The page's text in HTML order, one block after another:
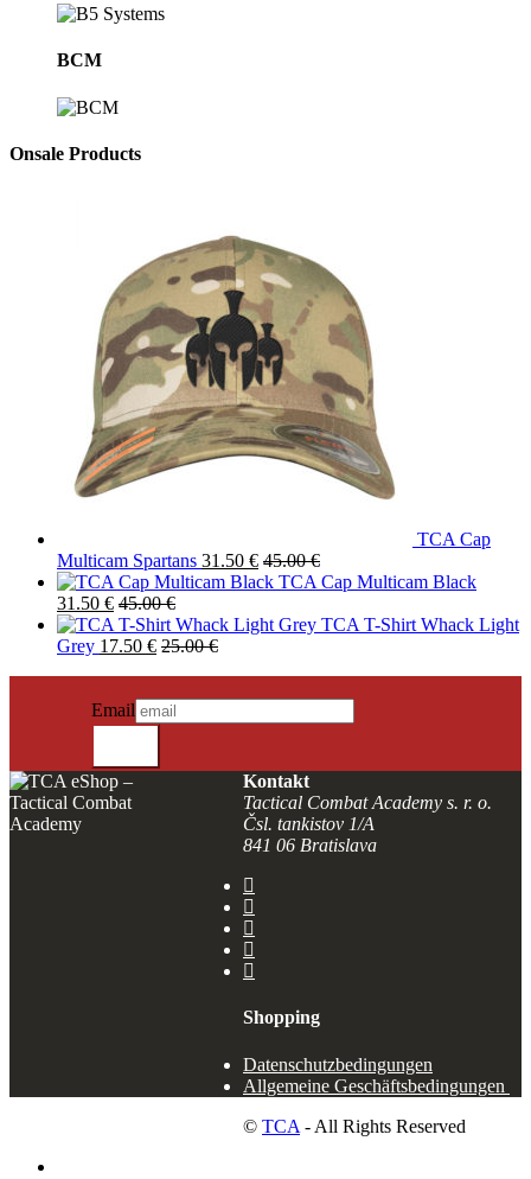
BCM
Onsale Products
TCA Cap
Multicam Spartans 31.50 € 45.00€
TCA Cap Multicam Black
31.50 € 45.00€
TCA T-Shirt Whack Light
Grey 17.50 € 25.00€
Email
Kontakt
Tactical Combat Academy s. r. o.
Čsl. tankistov 1/A
841 06 Bratislava
Shopping
Datenschutzbedingungen
Allgemeine Geschäftsbedingungen
© TCA - All Rights Reserved